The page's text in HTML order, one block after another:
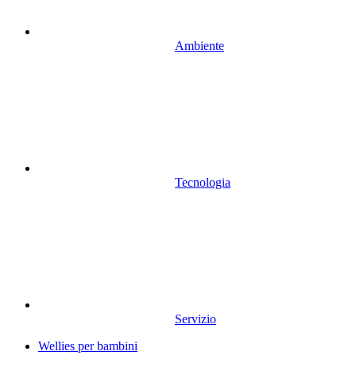
Ambiente
Tecnologia
Servizio
Wellies per bambini